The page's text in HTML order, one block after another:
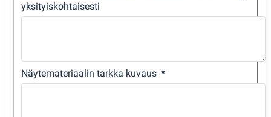
yksityiskohtaisesti
Näytemateriaalin tarkka kuvaus